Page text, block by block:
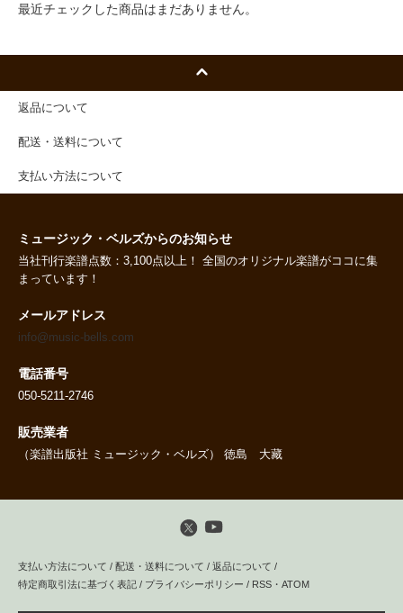
最近チェックした商品はまだありません。
返品について
配送・送料について
支払い方法について
ミュージック・ベルズからのお知らせ
当社刊行楽譜点数：3,100点以上！ 全国のオリジナル楽譜がココに集
まっています！
メールアドレス
info@music-bells.com
電話番号
050-5211-2746
販売業者
（楽譜出版社 ミュージック・ベルズ） 徳島 大藏
支払い方法について / 配送・送料について / 返品について /
特定商取引法に基づく表記 / プライバシーポリシー / RSS ・ ATOM